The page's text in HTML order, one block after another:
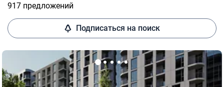
917 предложений
Подписаться на поиск